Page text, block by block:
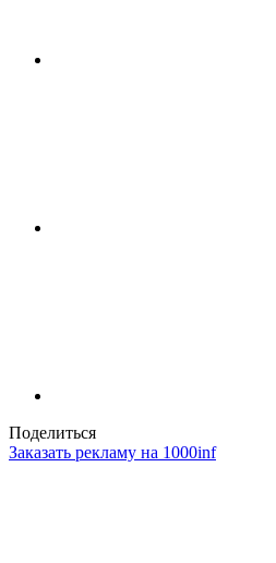
Поделиться
Заказать рекламу на 1000inf